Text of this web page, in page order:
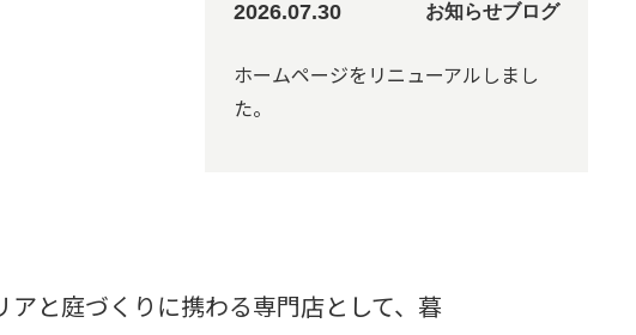
2026.07.30 お知らせブログ
ホームページをリニューアルしまし
た。
と庭づくりに携わる専門店として、暮